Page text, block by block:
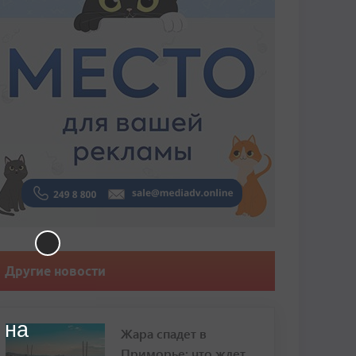
Другие новости
Жара спадет в